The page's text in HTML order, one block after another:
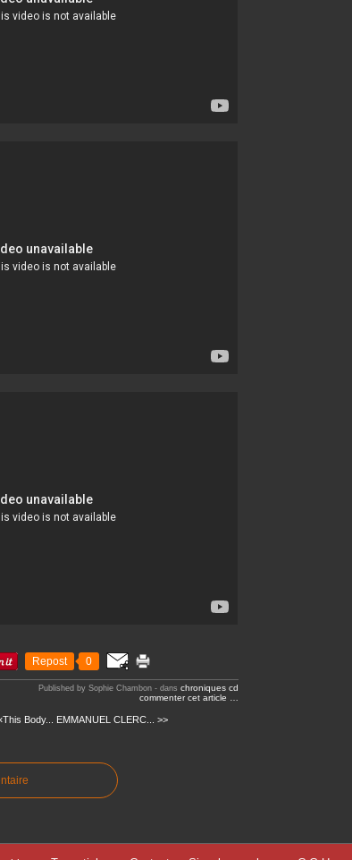
Repost 0
Published by Sophie Chambon - dans chroniques cd
commenter cet article
Body... EMMANUEL CLERC... >>